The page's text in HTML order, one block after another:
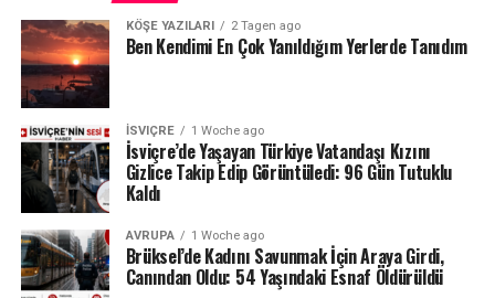
KÖŞE YAZILARI 2 Tagen ago
Ben Kendimi En Çok Yanıldığım Yerlerde Tanıdım
İSVIÇRE 1 Woche ago
İsviçre’de Yaşayan Türkiye Vatandaşı Kızını
Gizlice Takip Edip Görüntüledi: 96 Gün Tutuklu
Kaldı
AVRUPA 1 Woche ago
Brüksel’de Kadını Savunmak İçin Araya Girdi,
Canından Oldu: 54 Yaşındaki Esnaf Öldürüldü